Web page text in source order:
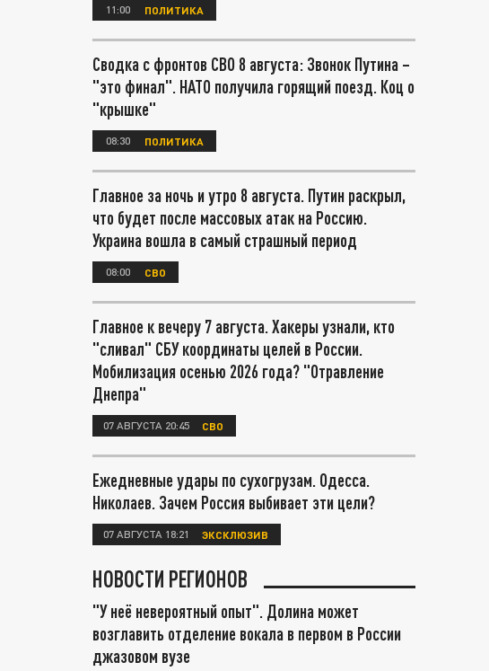
11:00 ПОЛИТИКА
Сводка с фронтов СВО 8 августа: Звонок Путина –
"это финал". НАТО получила горящий поезд. Коц о
"крышке"
08:30 ПОЛИТИКА
Главное за ночь и утро 8 августа. Путин раскрыл,
что будет после массовых атак на Россию.
Украина вошла в самый страшный период
08:00 СВО
Главное к вечеру 7 августа. Хакеры узнали, кто
"сливал" СБУ координаты целей в России.
Мобилизация осенью 2026 года? "Отравление
Днепра"
07 АВГУСТА 20:45 СВО
Ежедневные удары по сухогрузам. Одесса.
Николаев. Зачем Россия выбивает эти цели?
07 АВГУСТА 18:21 ЭКСКЛЮЗИВ
НОВОСТИ РЕГИОНОВ
"У неё невероятный опыт". Долина может
возглавить отделение вокала в первом в России
джазовом вузе